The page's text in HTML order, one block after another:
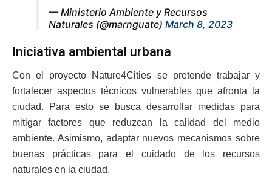
— Ministerio Ambiente y Recursos
Naturales (@marnguate) March 8, 2023
Iniciativa ambiental urbana
Con el proyecto Nature4Cities se pretende trabajar y
fortalecer aspectos técnicos vulnerables que afronta la
ciudad. Para esto se busca desarrollar medidas para
mitigar factores que reduzcan la calidad del medio
ambiente. Asimismo, adaptar nuevos mecanismos sobre
buenas prácticas para el cuidado de los recursos
naturales en la ciudad.